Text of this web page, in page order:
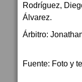
Rodríguez,
Álvarez.
Árbitro:
Fuente: Foto y